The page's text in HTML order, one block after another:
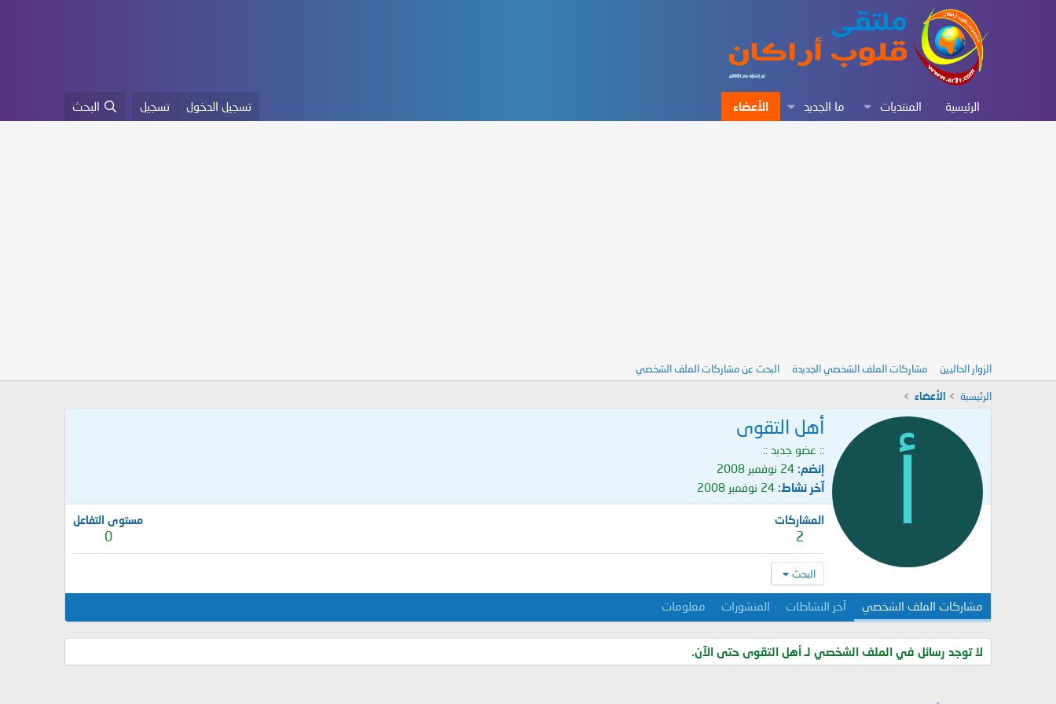
الرئيسية المنتديات ما الجديد الأعضاء تسجيل الدخول تسجيل البحث
الزوار الحاليين مشاركات الملف الشخصي الجديدة البحث عن مشاركات الملف الشخصي
الرئيسية الأعضاء
أهل التقوى
:: عضو جديد ::
إنضم 24 نوفمبر 2008
آخر نشاط 24 نوفمبر 2008
المشاركات
2
مستوى التفاعل
0
البحث
مشاركات الملف الشخصي آخر النشاطات المنشورات معلومات
لا توجد رسائل في الملف الشخصي لـ أهل التقوى حتى الآن.